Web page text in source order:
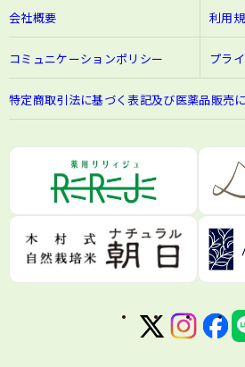
会社概要 利用
コミュニケーションポリシー プラ
特定商取引法に基づく表記及び医薬品販売